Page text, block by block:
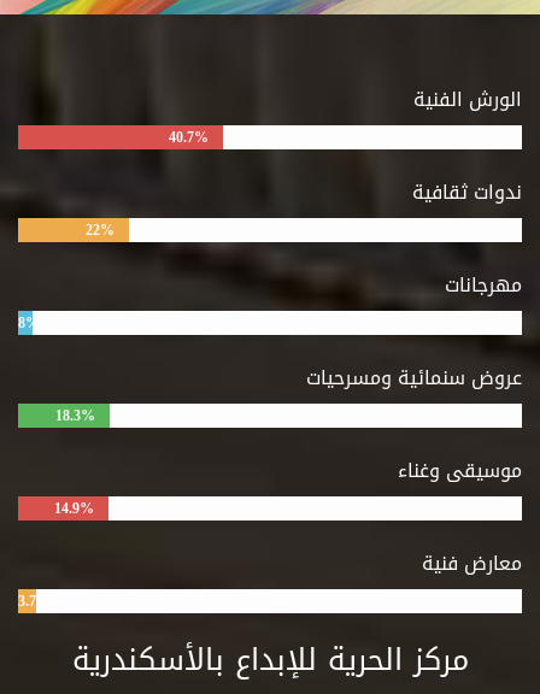
الورش الفنية
40.7%
ندوات ثقافية
22%
مهرجانات
8%
عروض سنمائية ومسرحيات
18.3%
موسيقى وغناء
14.9%
معارض فنية
3.7%
مركز الحرية للإبداع بالأسكندرية